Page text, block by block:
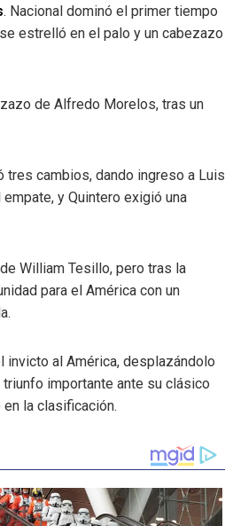
. Nacional dominó el primer tiempo
estrelló en el palo y un cabezazo
de Alfredo Morelos, tras un
tres cambios, dando ingreso a Luis
y Quintero exigió una
William Tesillo, pero tras la
para el América con un
al América, desplazándolo
importante ante su clásico
la clasificación.